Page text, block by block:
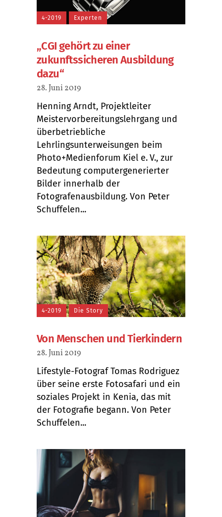
4-2019 Experten
„CGI gehört zu einer
zukunftssicheren Ausbildung
dazu“
28. Juni 2019
Henning Arndt, Projektleiter
Meistervorbereitungslehrgang und
überbetriebliche
Lehrlingsunterweisungen beim
Photo+Medienforum Kiel e. V., zur
Bedeutung computergenerierter
Bilder innerhalb der
Fotografenausbildung. Von Peter
Schuffelen...
4-2019 Die Story
Von Menschen und Tierkindern
28. Juni 2019
Lifestyle-Fotograf Tomas Rodriguez
über seine erste Fotosafari und ein
soziales Projekt in Kenia, das mit
der Fotografie begann. Von Peter
Schuffelen...